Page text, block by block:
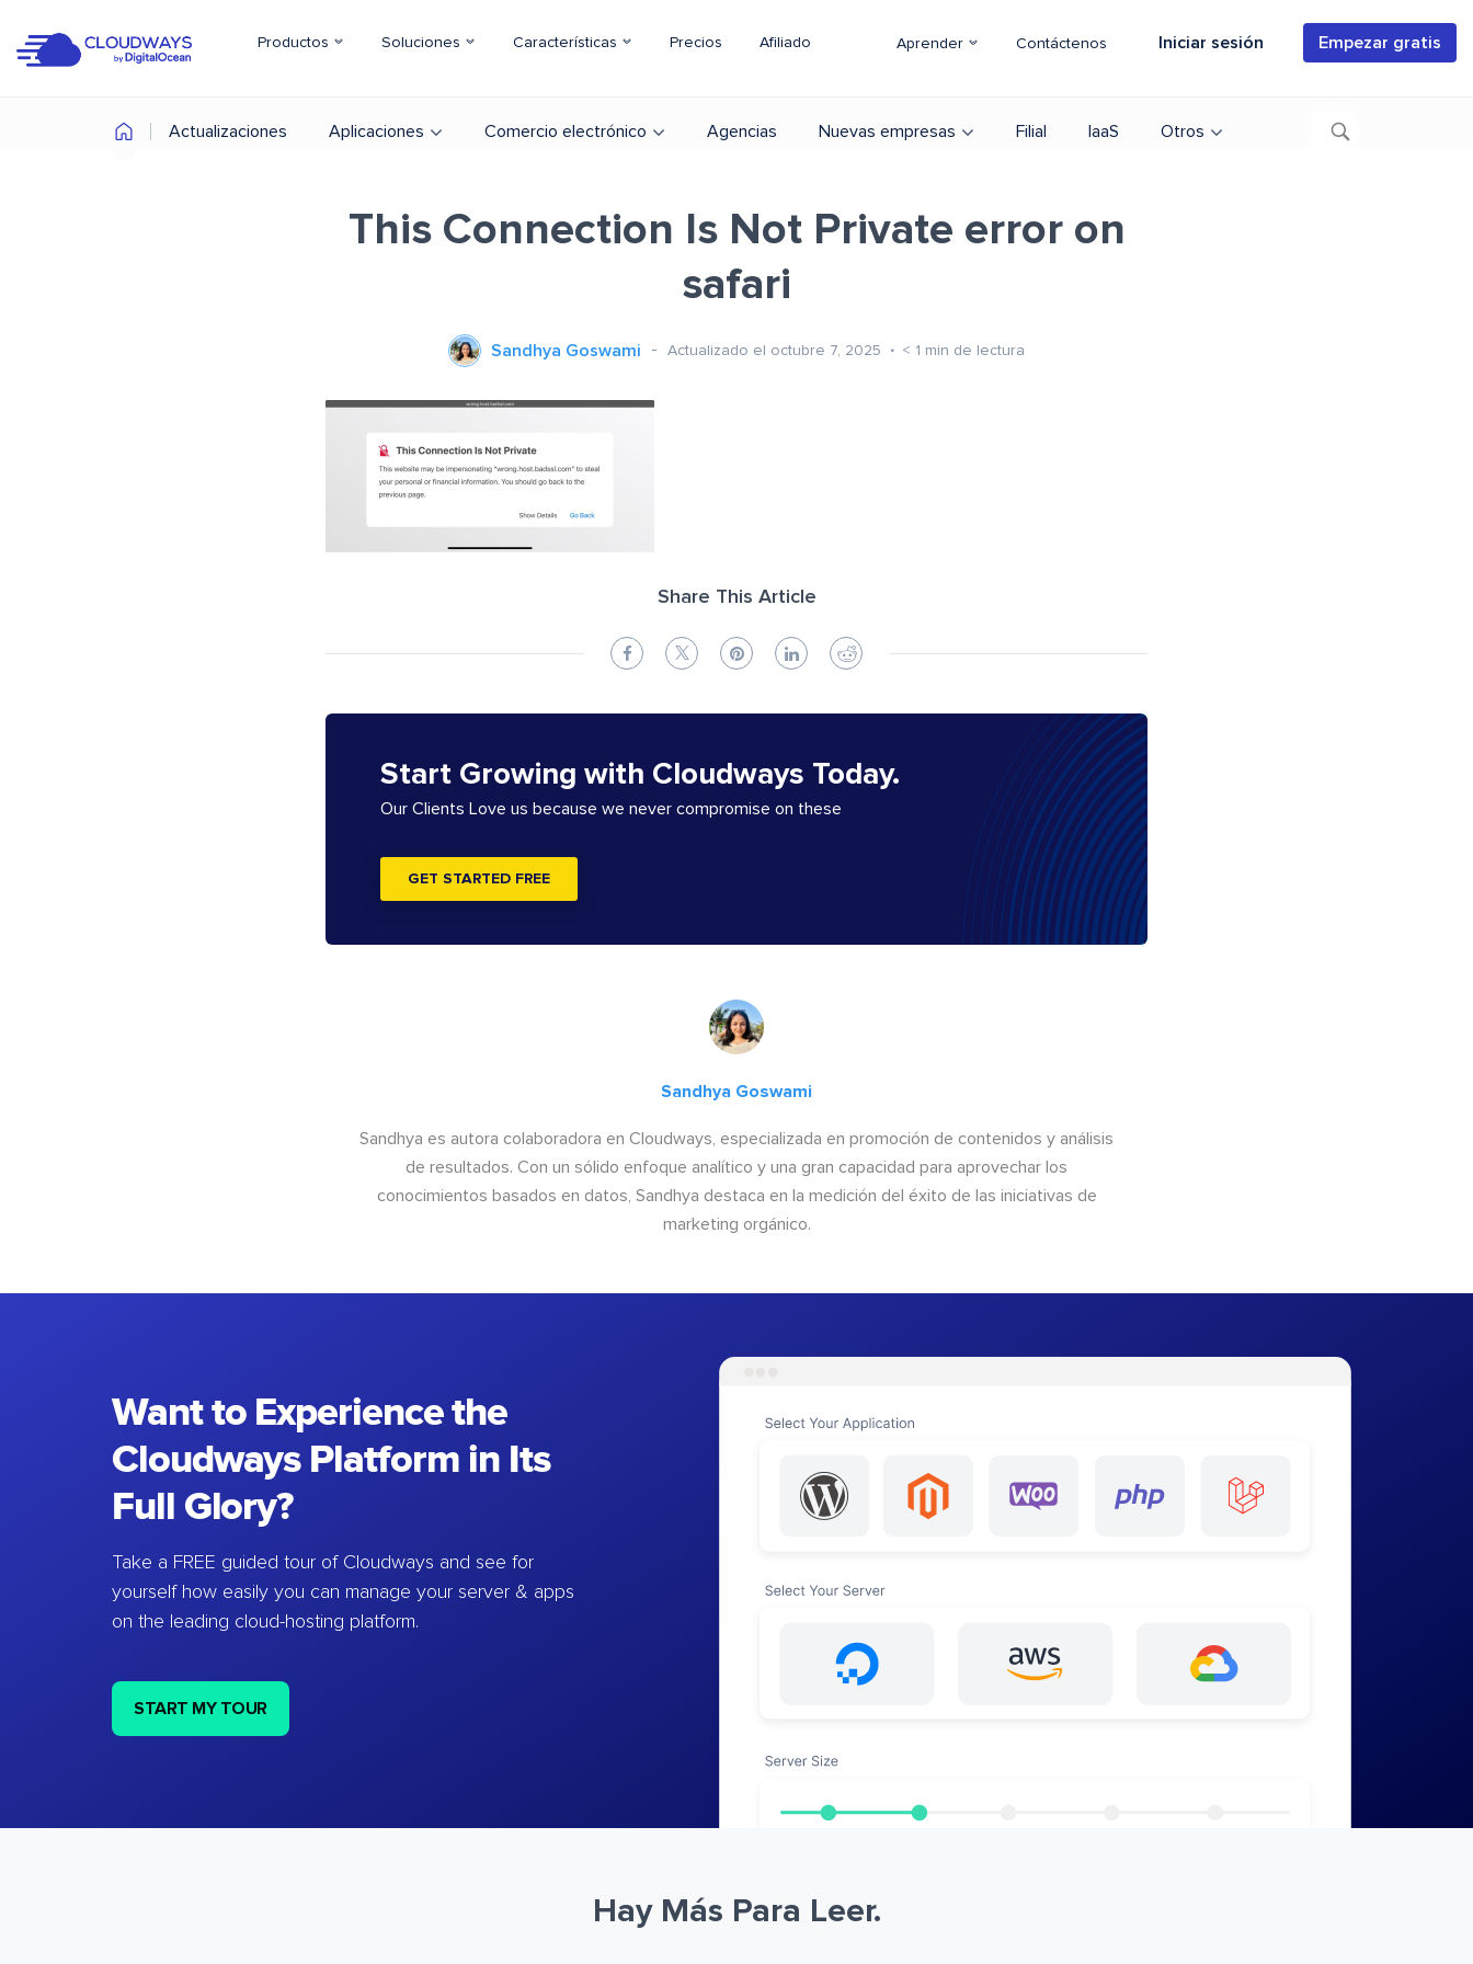
Productos Soluciones Características Precios Afiliado Aprender Contáctenos Iniciar sesión Empezar gratis
Actualizaciones Aplicaciones Comercio electrónico Agencias Nuevas empresas Filial IaaS Otros
This Connection Is Not Private error on
safari
Sandhya Goswami Actualizado el octubre 7, 2025 < 1 min de lectura
Share This Article
Start Growing with Cloudways Today.
Our Clients Love us because we never compromise on these
GET STARTED FREE
Sandhya Goswami
Sandhya es autora colaboradora en Cloudways, especializada en promoción de contenidos y análisis
de resultados. Con un sólido enfoque analítico y una gran capacidad para aprovechar los
conocimientos basados en datos, Sandhya destaca en la medición del éxito de las iniciativas de
marketing orgánico.
Want to Experience the
Cloudways Platform in Its
Full Glory?
Take a FREE guided tour of Cloudways and see for
yourself how easily you can manage your server & apps
on the leading cloud-hosting platform.
START MY TOUR
Hay Más Para Leer.